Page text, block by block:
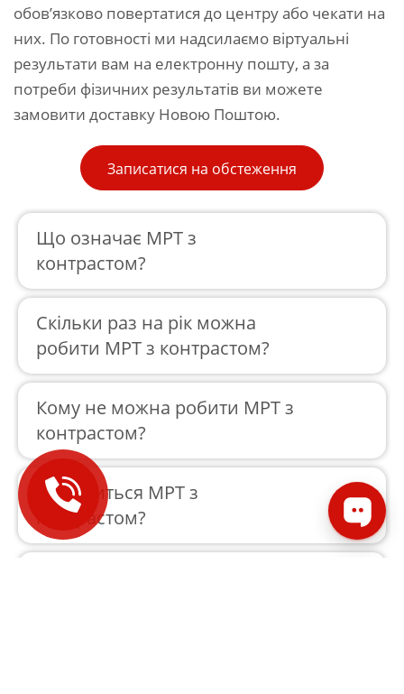
обов’язково повертатися до центру або чекати на
них. По готовності ми надсилаємо віртуальні
результати вам на електронну пошту, а за
потреби фізичних результатів ви можете
замовити доставку Новою Поштою.
Записатися на обстеження
Що означає МРТ з
контрастом?
Скільки раз на рік можна
робити МРТ з контрастом?
Кому не можна робити МРТ з
контрастом?
Як робиться МРТ з
контрастом?